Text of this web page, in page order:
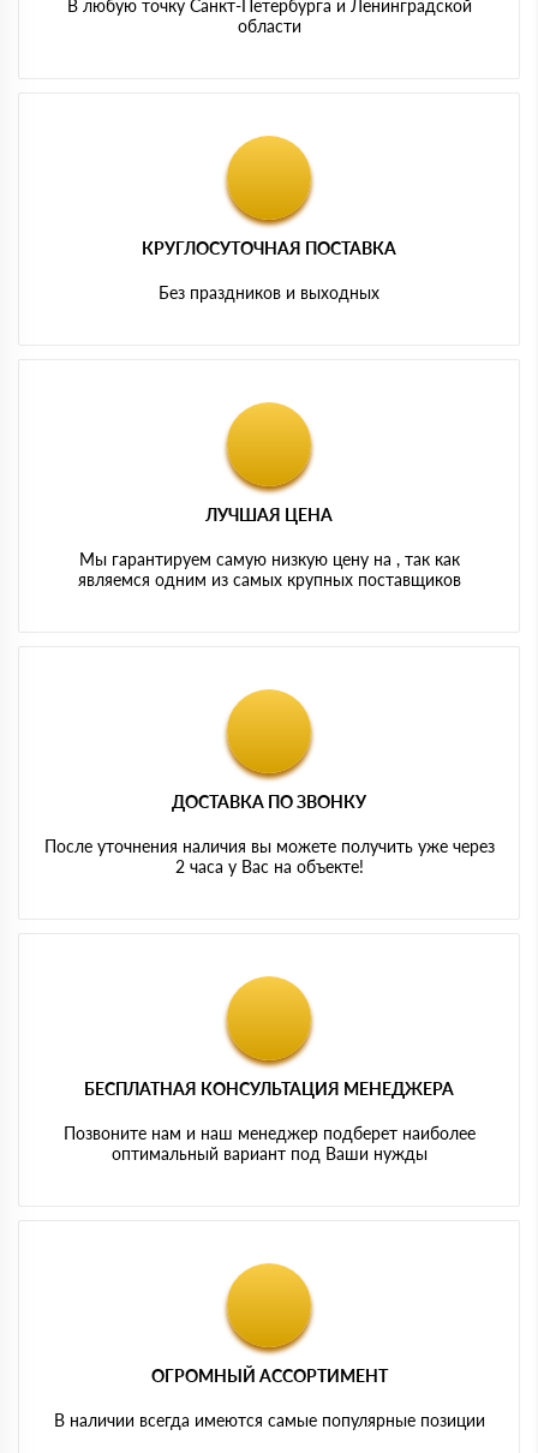
производитель также указывает его для перегородок и
структуры, но если задача именно звукоизоляция, а не
общее утепление, лучше не экономить и брать
специализированные акустические линейки. У KNAUF
для этого есть отдельные продукты, и они будут
универсальная теплоизоляция. В официальных
отдельные решения по звукоизоляции.
АкустиKNAUF — основной и лучший выбор для квартир,
домов, стен, потолков и перегородок.
АкустиKNAUF СЛИМ — когда нужно сохранить
площадь и сделать тонкую систему.
Acoustic Перегородка — для каркасных перегородок и
более профессиональных решений.
для отдельных конструкций с упором на воздушный
шум.
В любую точку Санкт-Петербурга и Ленинградской
области
КРУГЛОСУТОЧНАЯ ПОСТАВКА
Без праздников и выходных
ЛУЧШАЯ ЦЕНА
Мы гарантируем самую низкую цену на , так как
являемся одним из самых крупных поставщиков
ДОСТАВКА ПО ЗВОНКУ
После уточнения наличия вы можете получить уже через
2 часа у Вас на объекте!
БЕСПЛАТНАЯ КОНСУЛЬТАЦИЯ МЕНЕДЖЕРА
Позвоните нам и наш менеджер подберет наиболее
оптимальный вариант под Ваши нужды
ОГРОМНЫЙ АССОРТИМЕНТ
В наличии всегда имеются самые популярные позиции